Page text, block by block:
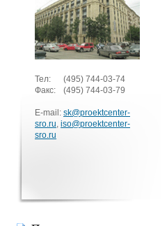
Тел: (495) 744-03-74
Факс:
(495) 744-03-79
E-mail: sk@proektcenter-
sro.ru, iso@proektcenter-
sro.ru